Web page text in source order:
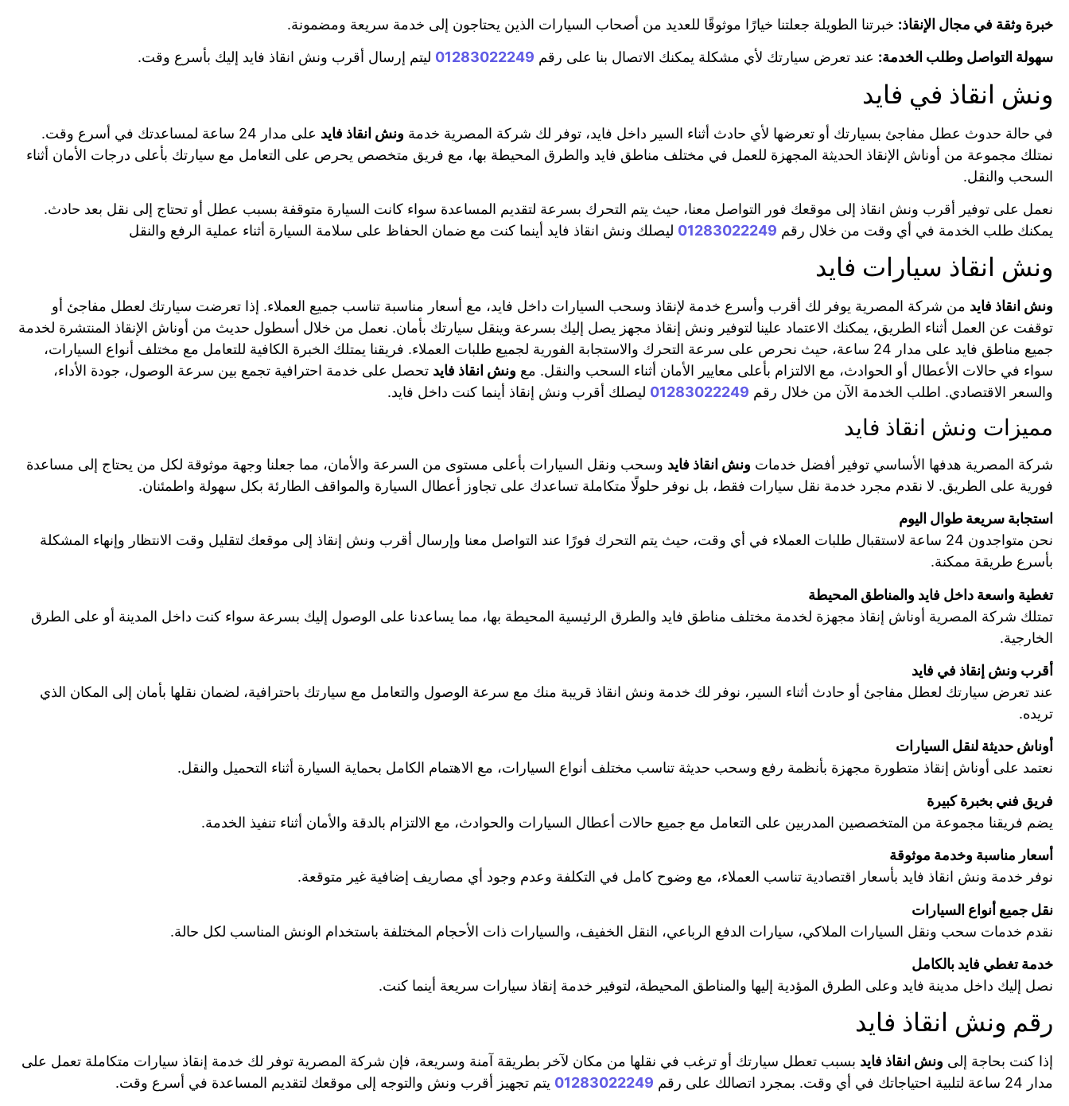
خبرة وثقة في مجال الإنقاذ: خبرتنا الطويلة جعلتنا خيارًا موثوقًا للعديد من أصحاب السيارات الذين يحتاجون إلى خدمة سريعة ومضمونة.
سهولة التواصل وطلب الخدمة: عند تعرض سيارتك لأي مشكلة يمكنك الاتصال بنا على رقم 01283022249 ليتم إرسال أقرب ونش انقاذ فايد إليك بأسرع وقت.
ونش انقاذ في فايد
في حالة حدوث عطل مفاجئ بسيارتك أو تعرضها لأي حادث أثناء السير داخل فايد، توفر لك شركة المصرية خدمة ونش انقاذ فايد
على مدار 24 ساعة لمساعدتك في أسرع وقت.
نمتلك مجموعة من أوناش الإنقاذ الحديثة المجهزة للعمل في مختلف مناطق فايد والطرق المحيطة بها، مع فريق متخصص يحرص على التعامل مع سيارتك بأعلى درجات الأمان أثناء
السحب والنقل.
نعمل على توفير أقرب ونش انقاذ إلى موقعك فور التواصل معنا، حيث يتم التحرك بسرعة لتقديم المساعدة سواء كانت السيارة متوقفة بسبب عطل أو تحتاج إلى نقل بعد حادث.
يمكنك طلب الخدمة في أي وقت من خلال رقم 01283022249 ليصلك ونش انقاذ فايد أينما كنت مع ضمان الحفاظ على سلامة السيارة أثناء عملية الرفع والنقل
ونش انقاذ سيارات فايد
ونش انقاذ فايد من شركة المصرية يوفر لك أقرب وأسرع خدمة لإنقاذ وسحب السيارات داخل فايد، مع أسعار مناسبة تناسب جميع العملاء. إذا تعرضت سيارتك لعطل مفاجئ أو
توقفت عن العمل أثناء الطريق، يمكنك الاعتماد علينا لتوفير ونش إنقاذ مجهز يصل إليك بسرعة وينقل سيارتك بأمان. نعمل من خلال أسطول حديث من أوناش الإنقاذ المنتشرة لخدمة
جميع مناطق فايد على مدار 24 ساعة، حيث نحرص على سرعة التحرك والاستجابة الفورية لجميع طلبات العملاء. فريقنا يمتلك الخبرة الكافية للتعامل مع مختلف أنواع السيارات،
سواء في حالات الأعطال أو الحوادث، مع الالتزام بأعلى معايير الأمان أثناء السحب والنقل. مع ونش انقاذ فايد تحصل على خدمة احترافية تجمع بين سرعة الوصول، جودة الأداء،
والسعر الاقتصادي. اطلب الخدمة الآن من خلال رقم 01283022249 ليصلك أقرب ونش إنقاذ أينما كنت داخل فايد.
مميزات ونش انقاذ فايد
شركة المصرية هدفها الأساسي توفير أفضل خدمات ونش انقاذ فايد وسحب ونقل السيارات بأعلى مستوى من السرعة والأمان، مما جعلنا وجهة موثوقة لكل من يحتاج إلى مساعدة
فورية على الطريق. لا نقدم مجرد خدمة نقل سيارات فقط، بل نوفر حلولًا متكاملة تساعدك على تجاوز أعطال السيارة والمواقف الطارئة بكل سهولة واطمئنان.
استجابة سريعة طوال اليوم
نحن متواجدون 24 ساعة لاستقبال طلبات العملاء في أي وقت، حيث يتم التحرك فورًا عند التواصل معنا وإرسال أقرب ونش إنقاذ إلى موقعك لتقليل وقت الانتظار وإنهاء المشكلة
بأسرع طريقة ممكنة.
تغطية واسعة داخل فايد والمناطق المحيطة
تمتلك شركة المصرية أوناش إنقاذ مجهزة لخدمة مختلف مناطق فايد والطرق الرئيسية المحيطة بها، مما يساعدنا على الوصول إليك بسرعة سواء كنت داخل المدينة أو على الطرق
الخارجية.
أقرب ونش إنقاذ في فايد
عند تعرض سيارتك لعطل مفاجئ أو حادث أثناء السير، نوفر لك خدمة ونش انقاذ قريبة منك مع سرعة الوصول والتعامل مع سيارتك باحترافية، لضمان نقلها بأمان إلى المكان الذي
تريده.
أوناش حديثة لنقل السيارات
نعتمد على أوناش إنقاذ متطورة مجهزة بأنظمة رفع وسحب حديثة تناسب مختلف أنواع السيارات، مع الاهتمام الكامل بحماية السيارة أثناء التحميل والنقل.
فريق فني بخبرة كبيرة
يضم فريقنا مجموعة من المتخصصين المدربين على التعامل مع جميع حالات أعطال السيارات والحوادث، مع الالتزام بالدقة والأمان أثناء تنفيذ الخدمة.
أسعار مناسبة وخدمة موثوقة
نوفر خدمة ونش انقاذ فايد بأسعار اقتصادية تناسب العملاء، مع وضوح كامل في التكلفة وعدم وجود أي مصاريف إضافية غير متوقعة.
نقل جميع أنواع السيارات
نقدم خدمات سحب ونقل السيارات الملاكي، سيارات الدفع الرباعي، النقل الخفيف، والسيارات ذات الأحجام المختلفة باستخدام الونش المناسب لكل حالة.
خدمة تغطي فايد بالكامل
نصل إليك داخل مدينة فايد وعلى الطرق المؤدية إليها والمناطق المحيطة، لتوفير خدمة إنقاذ سيارات سريعة أينما كنت.
رقم ونش انقاذ فايد
إذا كنت بحاجة إلى ونش انقاذ فايد بسبب تعطل سيارتك أو ترغب في نقلها من مكان لآخر بطريقة آمنة وسريعة، فإن شركة المصرية توفر لك خدمة إنقاذ سيارات متكاملة تعمل على
مدار 24 ساعة لتلبية احتياجاتك في أي وقت. بمجرد اتصالك على رقم
01283022249 يتم تجهيز أقرب ونش والتوجه إلى موقعك لتقديم المساعدة في أسرع وقت.